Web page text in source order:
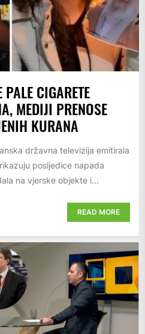
CIGARETE
MEDIJI PRENOSE
KURANA
državna televizija emitirala
posljedice napada
na vjerske objekte i...
READ MORE